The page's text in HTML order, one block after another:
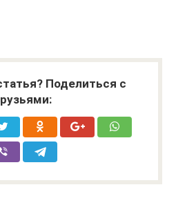
Поделиться с